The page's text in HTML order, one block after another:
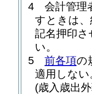
4
会計管理
すときは
記名押印
い。
5
前各項の
適用しない
(歳入歳出